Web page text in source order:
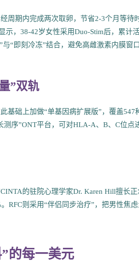
周期内完成两次取卵，节省2-3个月等待
示，38-42岁女性采用Duo-Stim后，累计
“即刻冷冻”结合，避免高雌激素内膜窗
”双轨
基础上加做“单基因病扩展版”，覆盖547
测序”ONT平台，可对HLA-A、B、C位
的驻院心理学家Dr. Karen Hill擅长
RFC则采用“伴侣同步治疗”，把男性焦
的每一美元